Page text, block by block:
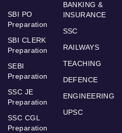
SBI PO
Preparation
SBI CLERK
Preparation
SEBI
Preparation
SSC JE
Preparation
SSC CGL
Preparation
BANKING &
INSURANCE
SSC
RAILWAYS
TEACHING
DEFENCE
ENGINEERING
UPSC